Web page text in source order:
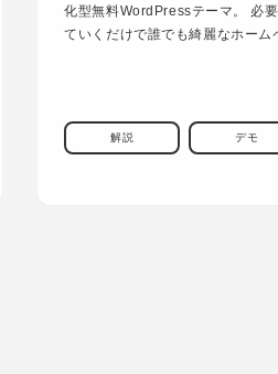
化型無料WordPressテーマ。 必
ていくだけで誰でも綺麗なホーム
解説 デモ